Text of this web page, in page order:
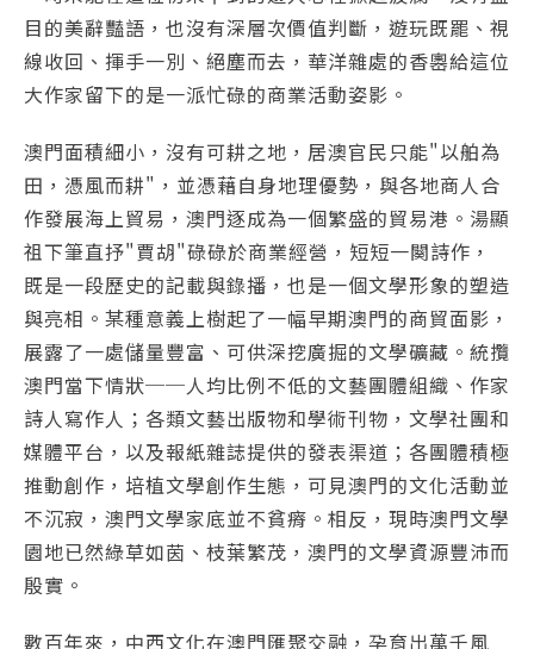
目的美辭豔語，也沒有深層次價值判斷，遊玩既罷、視
線收回、揮手一別、絕塵而去，華洋雜處的香嶴給這位
大作家留下的是一派忙碌的商業活動姿影。
澳門面積細小，沒有可耕之地，居澳官民只能"以舶為
田，憑風而耕"，並憑藉自身地理優勢，與各地商人合
作發展海上貿易，澳門逐成為一個繁盛的貿易港。湯顯
祖下筆直抒"賈胡"碌碌於商業經營，短短一闋詩作，
既是一段歷史的記載與錄播，也是一個文學形象的塑造
與亮相。某種意義上樹起了一幅早期澳門的商貿面影，
展露了一處儲量豐富、可供深挖廣掘的文學礦藏。統攬
澳門當下情狀──人均比例不低的文藝團體組織、作家
詩人寫作人；各類文藝出版物和學術刊物，文學社團和
媒體平台，以及報紙雜誌提供的發表渠道；各團體積極
推動創作，培植文學創作生態，可見澳門的文化活動並
不沉寂，澳門文學家底並不貧瘠。相反，現時澳門文學
園地已然綠草如茵、枝葉繁茂，澳門的文學資源豐沛而
殷實。
數百年來，中西文化在澳門匯聚交融，孕育出萬千風